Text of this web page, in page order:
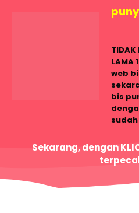
TIDAK
LAMA
web
bis
Sekarang, dengan